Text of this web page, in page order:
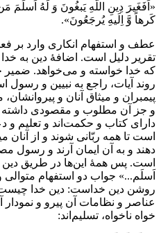
«اَفَغَيرَ دِينِ اللّهِ يَبغُونَ وَ لَهُ
كَرهاً وَّ اِلَيهِ يُرجَعُونَ».
عطف و استفهام انكارى وارد بر
تقرير دليل است. اضافۀ دين به
كه خدا خواسته و مى‌خواهد. ضمير
روند آيات، راجع به نبيين و
پيمبران و ميثاق آنان و
و جز آن مطلوب و مقصودى داشته
داراى كتاب و حكمت‌اند و تعليم
است تا همه ربّانى شوند و از آنان
دهند و به آن ايمان آرند و رسول
است. پس همۀ اين‌ها در طريق دين
اَسلَم...» جواب دو استفهام
روشن دين خداست: دين خدا
عناصر و نظامات آن پيرو و
خواه ناخواه، تسليم‌اند: